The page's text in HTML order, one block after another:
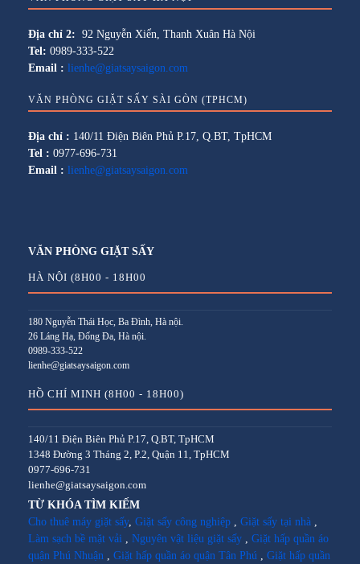
Địa chỉ 2: 92 Nguyễn Xiển, Thanh Xuân Hà Nội
Tel: 0989-333-522
Email : lienhe@giatsaysaigon.com
VĂN PHÒNG GIẶT SẤY SÀI GÒN (TPHCM)
Địa chỉ : 140/11 Điện Biên Phủ P.17, Q.BT, TpHCM
Tel : 0977-696-731
Email : lienhe@giatsaysaigon.com
VĂN PHÒNG GIẶT SẤY
HÀ NỘI (8H00 - 18H00
180 Nguyễn Thái Học, Ba Đình, Hà nội.
26 Láng Hạ, Đống Đa, Hà nội.
0989-333-522
lienhe@giatsaysaigon.com
HỒ CHÍ MINH (8H00 - 18H00)
140/11 Điện Biên Phủ P.17, Q.BT, TpHCM
1348 Đường 3 Tháng 2, P.2, Quận 11, TpHCM
0977-696-731
lienhe@giatsaysaigon.com
TỪ KHÓA TÌM KIẾM
Cho thuê máy giặt sấy, Giặt sấy công nghiệp Giặt sấy tại nhà
Làm sạch bề mặt vải
Nguyên vật liệu giặt sấy
Giặt hấp quần áo
quận Phú Nhuận
Giặt hấp quần áo quận Tân Phú
Giặt hấp quần